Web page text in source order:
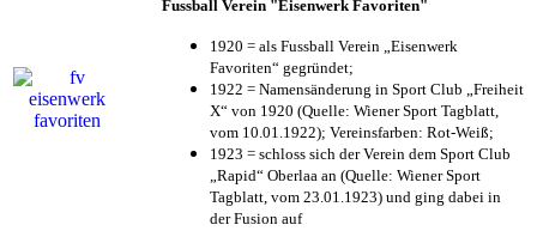
Fussball Verein "Eisenwerk Favoriten"
1920 = als Fussball Verein „Eisenwerk
Favoriten“ gegründet;
1922 = Namensänderung in Sport Club „Freiheit
X“ von 1920 (Quelle: Wiener Sport Tagblatt,
vom 10.01.1922); Vereinsfarben: Rot-Weiß;
1923 = schloss sich der Verein dem Sport Club
„Rapid“ Oberlaa an (Quelle: Wiener Sport
Tagblatt, vom 23.01.1923) und ging dabei in
der Fusion auf